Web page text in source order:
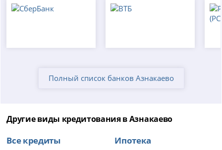
Полный список банков Азнакаево
Другие виды кредитования в Азнакаево
Все кредиты
Ипотека